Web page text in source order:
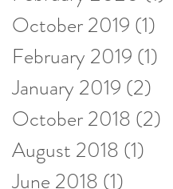
October 2019 (1)
February 2019 (1)
January 2019 (2)
October 2018 (2)
August 2018 (1)
June 2018 (1)